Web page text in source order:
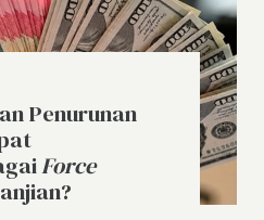
Penurunan
Force